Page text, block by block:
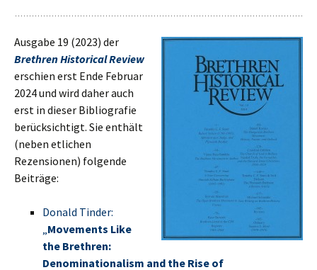
Ausgabe 19 (2023) der
Brethren Historical Review
erschien erst Ende Februar
2024 und wird daher auch
erst in dieser Bibliografie
berücksichtigt. Sie enthält
(neben etlichen
Rezensionen) folgende
Beiträge:
Donald Tinder:
„Movements Like
the Brethren:
Denominationalism and the Rise of